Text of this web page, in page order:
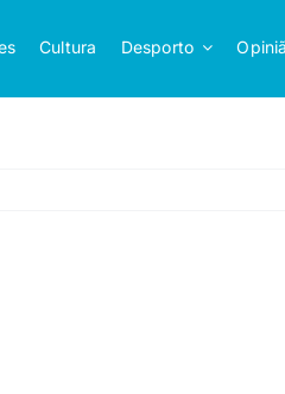
Cultura Desporto